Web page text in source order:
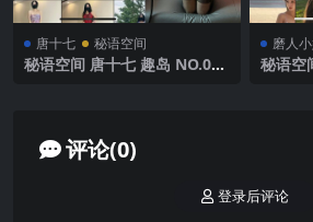
唐十七 秘语空间
秘语空间 唐十七 趣岛 NO.031
磨人
秘语空
评论(0)
登录后评论